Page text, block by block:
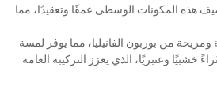
هذه المكونات الوسطى عمقًا وتعقيدًا، مما
من بوربون الفانيليا، مما يوفر لمسة
خشبيًا وعنبريًا، الذي يعزز التركيبة العامة
مصنعة من قبل البيت الدمشقي للعطور